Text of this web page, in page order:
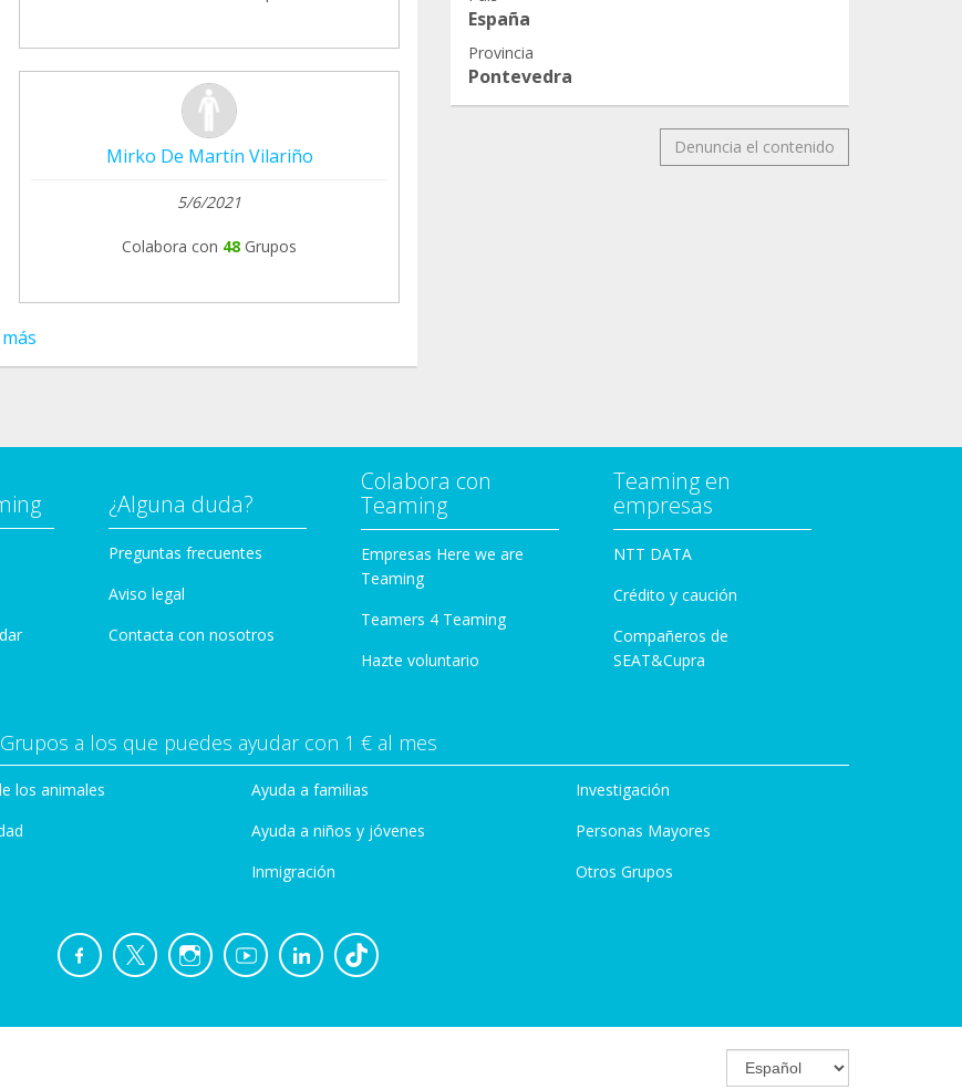
Mirko De Martín Vilariño
5/6/2021
Colabora con 48 Grupos
España
Provincia
Pontevedra
Denuncia el contenido
¿Alguna duda?
Preguntas frecuentes
Aviso legal
Contacta con nosotros
Colabora con
Teaming
Empresas Here we are
Teaming
Teamers 4 Teaming
Hazte voluntario
Teaming en
empresas
NTT DATA
Crédito y caución
Compañeros de
SEAT&Cupra
Grupos a los que puedes ayudar con 1 € al mes
los animales
Ayuda a familias
Ayuda a niños y jóvenes
Inmigración
Investigación
Personas Mayores
Otros Grupos